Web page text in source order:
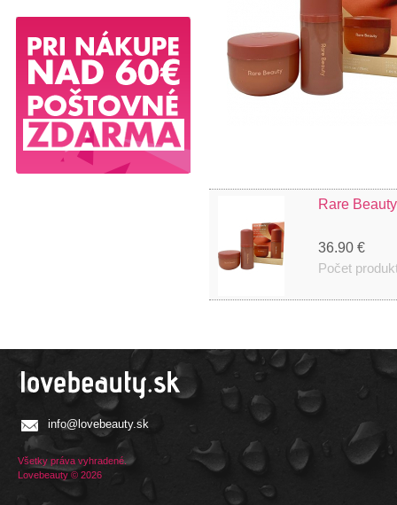
Rare
36.90 €
Počet
info@lovebeauty.sk
Všetky práva vyhradené.
Lovebeauty © 2026